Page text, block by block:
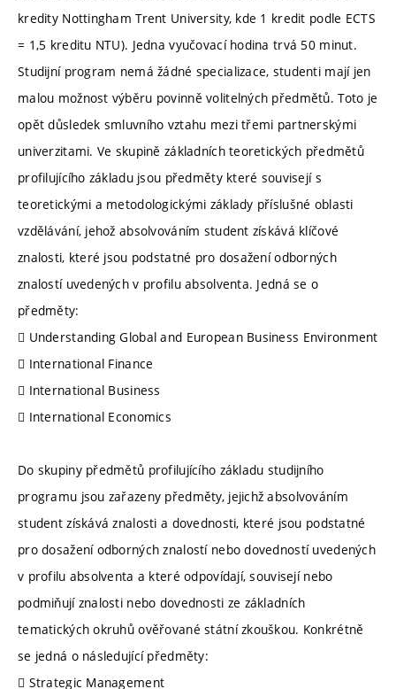
kredity Nottingham Trent University, kde 1 kredit podle ECTS
= 1,5 kreditu NTU). Jedna vyučovací hodina trvá 50 minut.
Studijní program nemá žádné specializace, studenti mají jen
malou možnost výběru povinně volitelných předmětů. Toto je
opět důsledek smluvního vztahu mezi třemi partnerskými
univerzitami. Ve skupině základních teoretických předmětů
profilujícího základu jsou předměty které souvisejí s
teoretickými a metodologickými základy příslušné oblasti
vzdělávání, jehož absolvováním student získává klíčové
znalosti, které jsou podstatné pro dosažení odborných
znalostí uvedených v profilu absolventa. Jedná se o
předměty:
 Understanding Global and European Business Environment
 International Finance
 International Business
 International Economics
Do skupiny předmětů profilujícího základu studijního
programu jsou zařazeny předměty, jejichž absolvováním
student získává znalosti a dovednosti, které jsou podstatné
pro dosažení odborných znalostí nebo dovedností uvedených
v profilu absolventa a které odpovídají, souvisejí nebo
podmiňují znalosti nebo dovednosti ze základních
tematických okruhů ověřované státní zkouškou. Konkrétně
se jedná o následující předměty:
 Strategic Management